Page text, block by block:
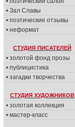
• Зал Славы
• поэтические отзывы
• неформат
СТУДИЯ ПИСАТЕЛЕЙ
• золотой фонд прозы
• публицистика
• загадки творчества
СТУДИЯ ХУДОЖНИКОВ
• золотая коллекция
• мастер-класс